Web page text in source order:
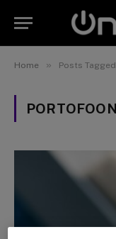
Home » Posts